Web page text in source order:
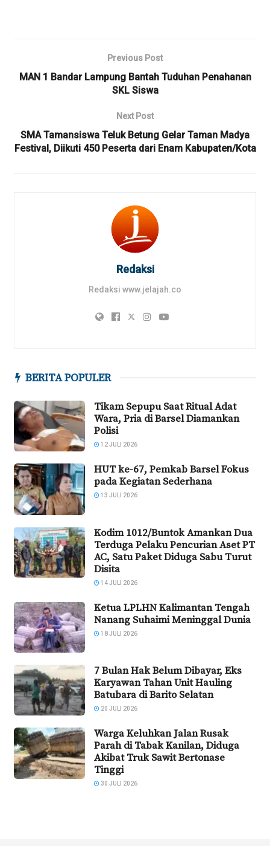
Previous Post
MAN 1 Bandar Lampung Bantah Tuduhan Penahanan
SKL Siswa
Next Post
SMA Tamansiswa Teluk Betung Gelar Taman Madya
Festival, Diikuti 450 Peserta dari Enam Kabupaten/Kota
Redaksi
Redaksi www.jelajah.co
BERITA POPULER
Tikam Sepupu Saat Ritual Adat
Wara, Pria di Barsel Diamankan
Polisi
12 JULI 2026
HUT ke-67, Pemkab Barsel Fokus
pada Kegiatan Sederhana
13 JULI 2026
Kodim 1012/Buntok Amankan Dua
Terduga Pelaku Pencurian Aset PT
AC, Satu Paket Diduga Sabu Turut
Disita
14 JULI 2026
Ketua LPLHN Kalimantan Tengah
Nanang Suhaimi Meninggal Dunia
18 JULI 2026
7 Bulan Hak Belum Dibayar, Eks
Karyawan Tahan Unit Hauling
Batubara di Barito Selatan
20 JULI 2026
Warga Keluhkan Jalan Rusak
Parah di Tabak Kanilan, Diduga
Akibat Truk Sawit Bertonase
Tinggi
30 JULI 2026